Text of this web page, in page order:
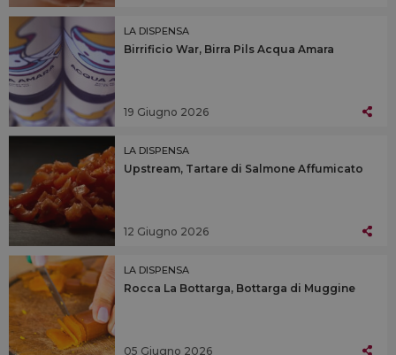
LA DISPENSA
Birrificio War, Birra Pils Acqua Amara
19 Giugno 2026
LA DISPENSA
Upstream, Tartare di Salmone Affumicato
12 Giugno 2026
LA DISPENSA
Rocca La Bottarga, Bottarga di Muggine
05 Giugno 2026